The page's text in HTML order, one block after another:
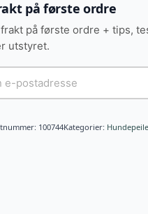
på første ordre
på første ordre + tips,
utstyret.
100744Kategorier: